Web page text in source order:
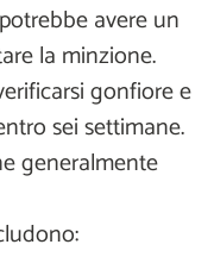
avere un
la minzione.
gonfiore e
sei settimane.
generalmente